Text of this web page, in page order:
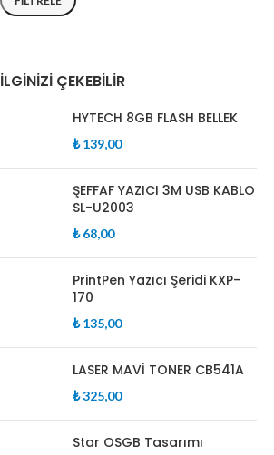
İLGINIZI ÇEKEBILIR
HYTECH 8GB FLASH BELLEK
₺139,00
ŞEFFAF YAZICI 3M USB KABLO
SL-U2003
₺68,00
PrintPen Yazıcı Şeridi KXP-
170
₺135,00
LASER MAVİ TONER CB541A
₺325,00
Star OSGB Tasarımı